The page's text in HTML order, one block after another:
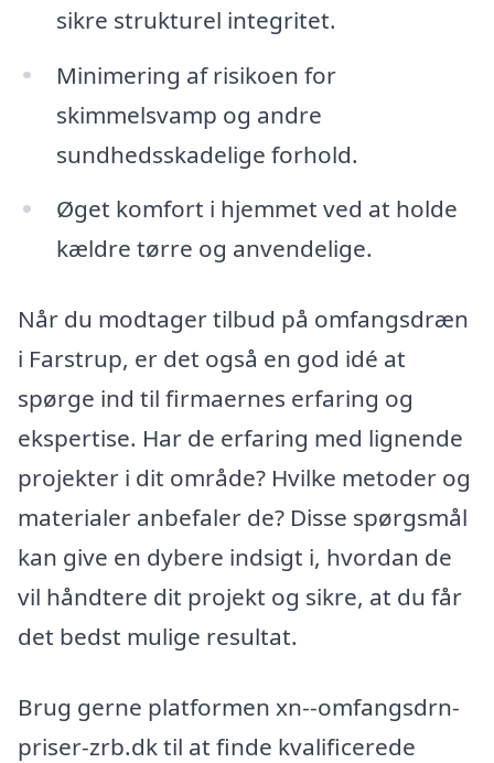
sikre strukturel integritet.
Minimering af risikoen for
skimmelsvamp og andre
sundhedsskadelige forhold.
Øget komfort i hjemmet ved at holde
kældre tørre og anvendelige.
Når du modtager tilbud på omfangsdræn
i Farstrup, er det også en god idé at
spørge ind til firmaernes erfaring og
ekspertise. Har de erfaring med lignende
projekter i dit område? Hvilke metoder og
materialer anbefaler de? Disse spørgsmål
kan give en dybere indsigt i, hvordan de
vil håndtere dit projekt og sikre, at du får
det bedst mulige resultat.
Brug gerne platformen xn--omfangsdrn-
priser-zrb.dk til at finde kvalificerede